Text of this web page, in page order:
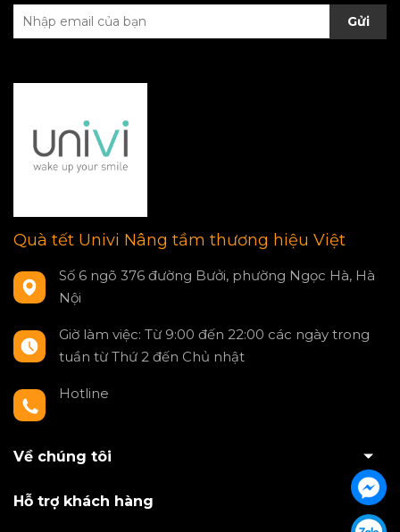
Gửi
Quà tết Univi Nâng tầm thương hiệu Việt
Số 6 ngõ 376 đường Bưởi, phường Ngọc Hà, Hà
Nội
Giờ làm việc: Từ 9:00 đến 22:00 các ngày trong
tuần từ Thứ 2 đến Chủ nhật
Hotline
Về chúng tôi
Hỗ trợ khách hàng